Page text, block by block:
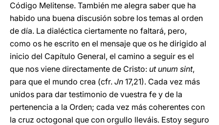
Código Melitense. También me alegra saber que ha
habido una buena discusión sobre los temas al orden
de día. La dialéctica ciertamente no faltará, pero,
como os he escrito en el mensaje que os he dirigido al
inicio del Capítulo General, el camino a seguir es el
que nos viene directamente de Cristo: ut unum sint,
para que el mundo crea (cfr. Jn 17,21). Cada vez más
unidos para dar testimonio de vuestra fe y de la
pertenencia a la Orden; cada vez más coherentes con
la cruz octogonal que con orgullo lleváis. Estoy seguro